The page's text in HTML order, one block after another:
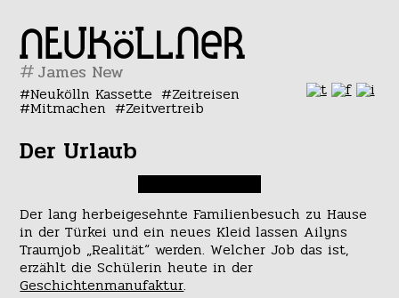
#
Neukölln Kassette Zeitreisen
Mitmachen Zeitvertreib
Der Urlaub
Der lang herbeigesehnte Familienbesuch zu Hause
in der Türkei und ein neues Kleid lassen Ailyns
Traumjob „Realität“ werden. Welcher Job das ist,
erzählt die Schülerin heute in der
Geschichtenmanufaktur.